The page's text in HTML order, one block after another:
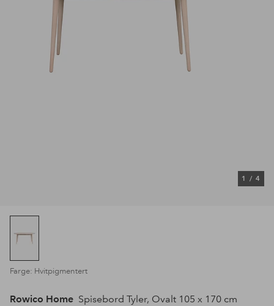
1 / 4
Farge: Hvitpigmentert
Rowico Home Spisebord Tyler, Ovalt 105 x 170 cm